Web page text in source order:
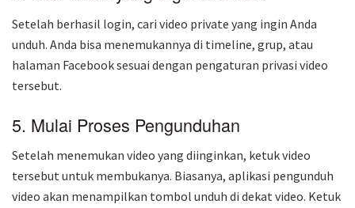
Setelah berhasil login, cari video private yang ingin Anda
unduh. Anda bisa menemukannya di timeline, grup, atau
halaman Facebook sesuai dengan pengaturan privasi video
tersebut.
5. Mulai Proses Pengunduhan
Setelah menemukan video yang diinginkan, ketuk video
tersebut untuk membukanya. Biasanya, aplikasi pengunduh
video akan menampilkan tombol unduh di dekat video. Ketuk